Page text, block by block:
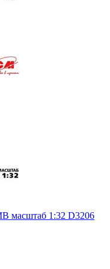
масштаб 1:32 D3206